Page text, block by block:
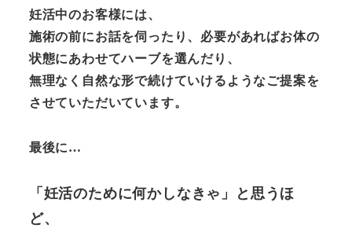
妊活中のお客様には、
施術の前にお話を伺ったり、必要があればお体の
状態にあわせてハーブを選んだり、
無理なく自然な形で続けていけるようなご提案を
させていただいています。
最後に…
「妊活のために何かしなきゃ」と思うほ
ど、